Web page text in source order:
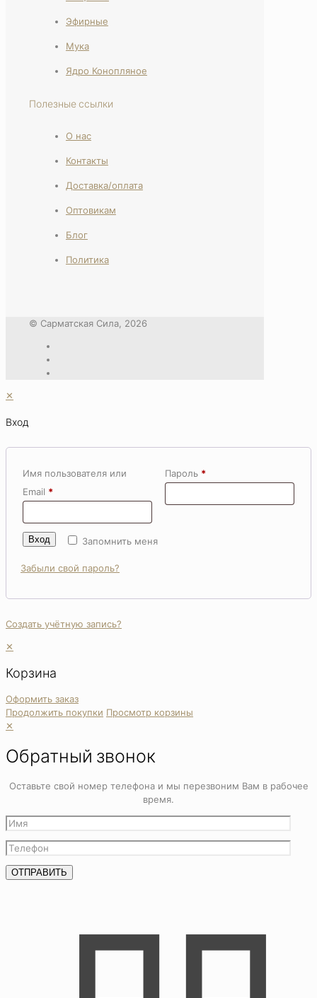
Эфирные
Мука
Ядро Конопляное
Полезные ссылки
О нас
Контакты
Доставка/оплата
Оптовикам
Блог
Политика
© Сарматская Сила, 2026
✕
Вход
Имя пользователя или
Email *
Пароль *
Запомнить меня
Вход
Забыли свой пароль?
Создать учётную запись?
✕
Корзина
Оформить заказ
Продолжить покупки Просмотр корзины
✕
Обратный звонок
Оставьте свой номер телефона и мы перезвоним Вам в рабочее
время.